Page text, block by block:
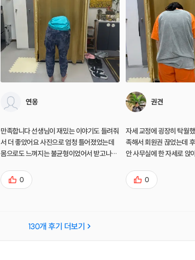
연옹
만족합니다 선생님이 재밌는 이야기도 들려줘
서 더 좋았어요 사진으로 엄청 틀어졌었는데
몸으로도 느껴지는 불균형이었어서 받고나니
야겠어요
0
권견
자세 교정에 굉장히 탁월
족해서 회원권 끊었는데
안 사무실에 한 자세로 앉
아팠는데 다른 분들도 더
아요. 선생님이 전문적이
0
130개 후기 더보기